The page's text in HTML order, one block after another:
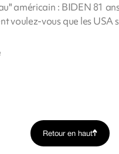
américain : BIDEN 81
voulez-vous que les USA
Retour en haut